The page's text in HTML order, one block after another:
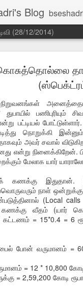
Blog
(28/12/2014)
பணிபுரியும்
பட்டியல்
நொறுக்கி
அவர் சவால்
என்று நினைக்கிறேன்.
மேலாக யார்
கணக்கு இதுதான்.
நாள் ஒன்றுக்கு
(Local calls
வீதம் (யார்
கட்டணம் = 15*0.4 = 6
போன் வருமானம் = 60
= 12 * 10,800 கோடி
= 2,59,200 கோடி